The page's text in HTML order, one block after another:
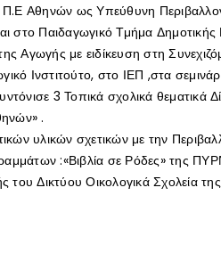
Αθηνών ως Υπεύθυνη
Παιδαγωγικό Τμήμα
Αγωγής με ειδίκευση στη
Ινστιτούτο, στο ΙΕΠ ,στα
3 Τοπικά σχολικά
.
υλικών σχετικών με την
:«Βιβλία σε Ρόδες» της
του Δικτύου Οικολογικά Σχολεία